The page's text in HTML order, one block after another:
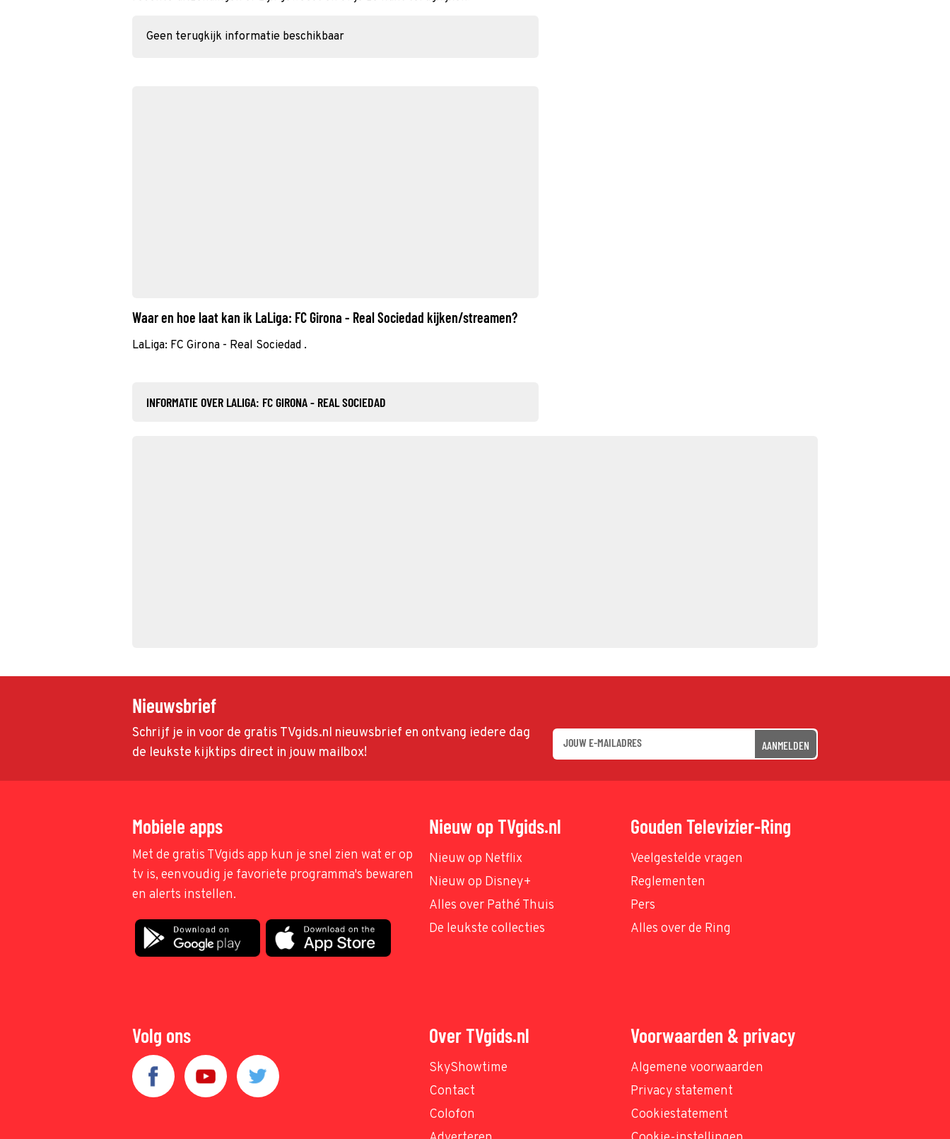
Geen terugkijk informatie beschikbaar
Waar en hoe laat kan ik LaLiga: FC Girona - Real Sociedad kijken/streamen?
LaLiga: FC Girona - Real Sociedad .
INFORMATIE OVER LALIGA: FC GIRONA - REAL SOCIEDAD
Nieuwsbrief
Schrijf je in voor de gratis TVgids.nl nieuwsbrief en ontvang iedere dag
de leukste kijktips direct in jouw mailbox!
AANMELDEN
Mobiele apps
Met de gratis TVgids app kun je snel zien wat er op
tv is, eenvoudig je favoriete programma's bewaren
en alerts instellen.
Nieuw op TVgids.nl
Nieuw op Netflix
Nieuw op Disney+
Alles over Pathé Thuis
De leukste collecties
Gouden Televizier-Ring
Veelgestelde vragen
Reglementen
Pers
Alles over de Ring
Volg ons Over TVgids.nl
SkyShowtime
Contact
Colofon
Voorwaarden & privacy
Algemene voorwaarden
Privacy statement
Cookiestatement